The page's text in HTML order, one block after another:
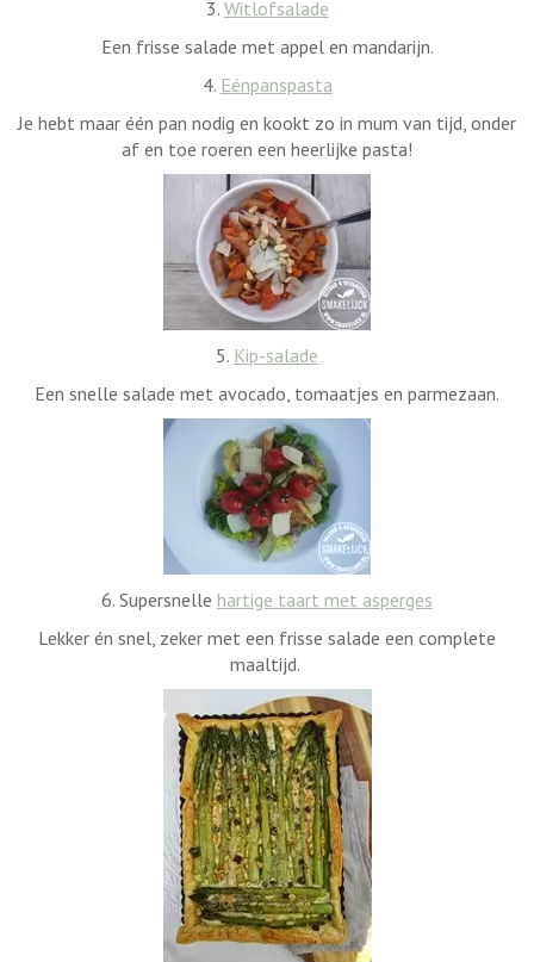
3. Witlofsalade
Een frisse salade met appel en mandarijn.
4. Eénpanspasta
Je hebt maar één pan nodig en kookt zo in mum van tijd, onder
af en toe roeren een heerlijke pasta!
5. Kip-salade
Een snelle salade met avocado, tomaatjes en parmezaan.
6. Supersnelle hartige taart met asperges
Lekker én snel, zeker met een frisse salade een complete
maaltijd.